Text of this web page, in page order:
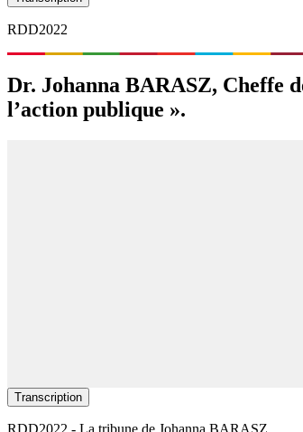
RDD2022
Dr. Johanna BARASZ, Cheffe
l’action publique ».
Transcription